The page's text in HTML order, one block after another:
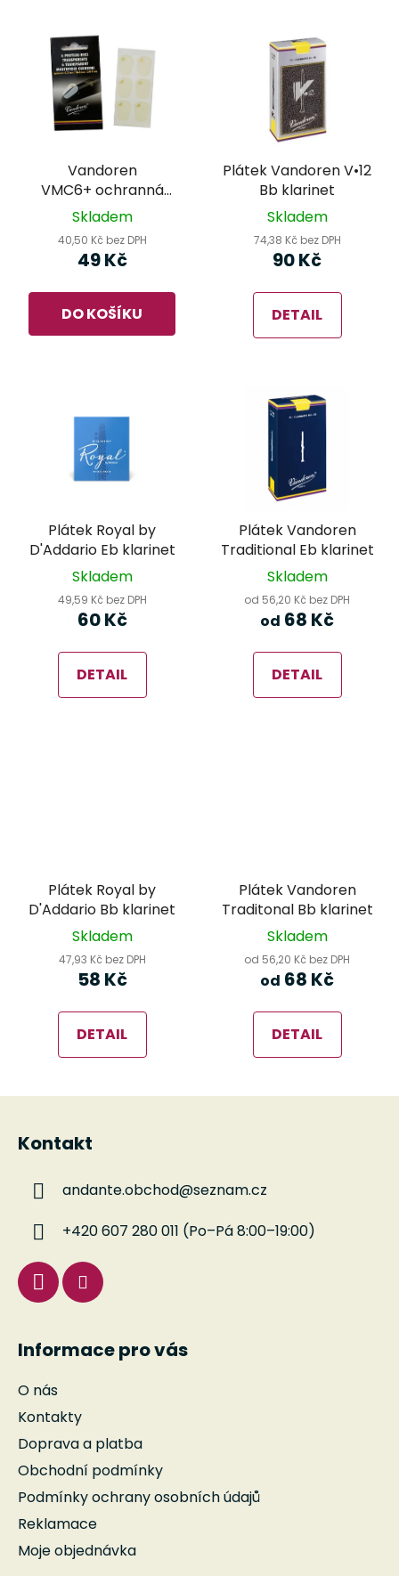
Vandoren
VMC6+ ochranná
nálepka na hubičku
transparentní -
0,35mm
Skladem
40,50 Kč bez DPH
49 Kč
DO KOŠÍKU
Plátek Vandoren V•12
Bb klarinet
Skladem
74,38 Kč bez DPH
90 Kč
DETAIL
Plátek Royal by
D'Addario Eb klarinet
Skladem
49,59 Kč bez DPH
60 Kč
DETAIL
Plátek Vandoren
Traditional Eb klarinet
Skladem
od 56,20 Kč bez DPH
od 68 Kč
DETAIL
Plátek Royal by
D'Addario Bb klarinet
Skladem
47,93 Kč bez DPH
58 Kč
DETAIL
Plátek Vandoren
Traditonal Bb klarinet
Skladem
od 56,20 Kč bez DPH
od 68 Kč
DETAIL
Z
Kontakt
andante.obchod@seznam.cz
+420 607 280 011 (Po–Pá 8:00–19:00)
Informace pro vás
O nás
Kontakty
Doprava a platba
Obchodní podmínky
Podmínky ochrany osobních údajů
Reklamace
Moje objednávka